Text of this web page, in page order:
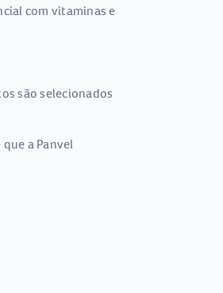
com vitaminas e
são selecionados
a Panvel